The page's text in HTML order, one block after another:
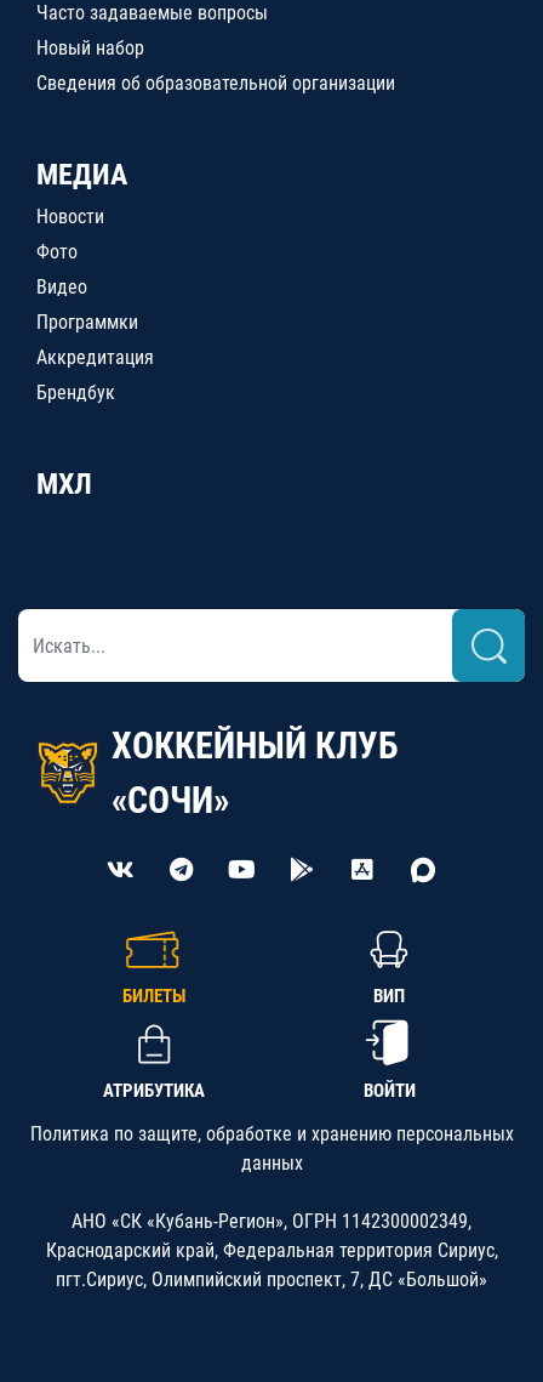
Часто задаваемые вопросы
Новый набор
Сведения об образовательной организации
МЕДИА
Новости
Фото
Видео
Программки
Аккредитация
Брендбук
МХЛ
ХОККЕЙНЫЙ КЛУБ
«СОЧИ»
БИЛЕТЫ ВИП
АТРИБУТИКА ВОЙТИ
Политика по защите, обработке и хранению персональных
данных
АНО «СК «Кубань-Регион», ОГРН 1142300002349,
Краснодарский край, Федеральная территория Сириус,
пгт.Сириус, Олимпийский проспект, 7, ДС «Большой»